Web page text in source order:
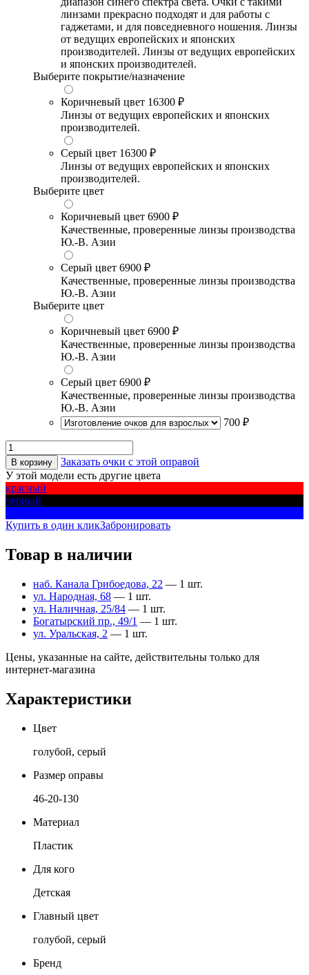
линзами прекрасно подходят и для работы с
гаджетами, и для повседневного ношения. Линзы
от ведущих европейских и японских
производителей. Линзы от ведущих европейских
и японских производителей.
Выберите покрытие/назначение
Коричневый цвет 16300 ₽
Линзы от ведущих европейских и японских
производителей.
Серый цвет 16300 ₽
Линзы от ведущих европейских и японских
производителей.
Выберите цвет
Коричневый цвет 6900 ₽
Качественные, проверенные линзы производства
Ю.-В. Азии
Серый цвет 6900 ₽
Качественные, проверенные линзы производства
Ю.-В. Азии
Выберите цвет
Коричневый цвет 6900 ₽
Качественные, проверенные линзы производства
Ю.-В. Азии
Серый цвет 6900 ₽
Качественные, проверенные линзы производства
Ю.-В. Азии
700 ₽
В корзину
Заказать очки с этой оправой
У этой модели есть другие цвета
красный
черный
Купить в один кликЗабронировать
Товар в наличии
наб. Канала Грибоедова, 22 — 1 шт.
ул. Народная, 68 — 1 шт.
ул. Наличная, 25/84 — 1 шт.
Богатырский пр., 49/1 — 1 шт.
ул. Уральская, 2 — 1 шт.
Цены, указанные на сайте, действительны только для
интернет-магазина
Характеристики
Цвет
голубой, серый
Размер оправы
46-20-130
Материал
Пластик
Для кого
Детская
Главный цвет
голубой, серый
Бренд